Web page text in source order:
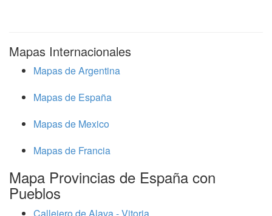
Mapas Internacionales
Mapas de Argentina
Mapas de España
Mapas de Mexico
Mapas de Francia
Mapa Provincias de España con
Pueblos